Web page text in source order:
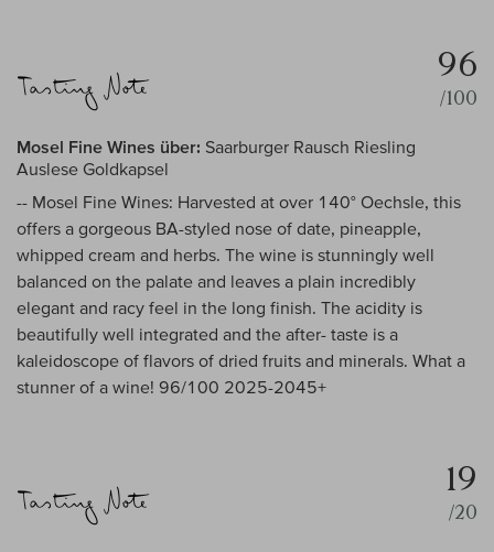
96
/100
Mosel Fine Wines über: Saarburger Rausch Riesling
Auslese Goldkapsel
-- Mosel Fine Wines: Harvested at over 140° Oechsle, this
offers a gorgeous BA-styled nose of date, pineapple,
whipped cream and herbs. The wine is stunningly well
balanced on the palate and leaves a plain incredibly
elegant and racy feel in the long finish. The acidity is
beautifully well integrated and the after- taste is a
kaleidoscope of flavors of dried fruits and minerals. What a
stunner of a wine! 96/100 2025-2045+
19
/20